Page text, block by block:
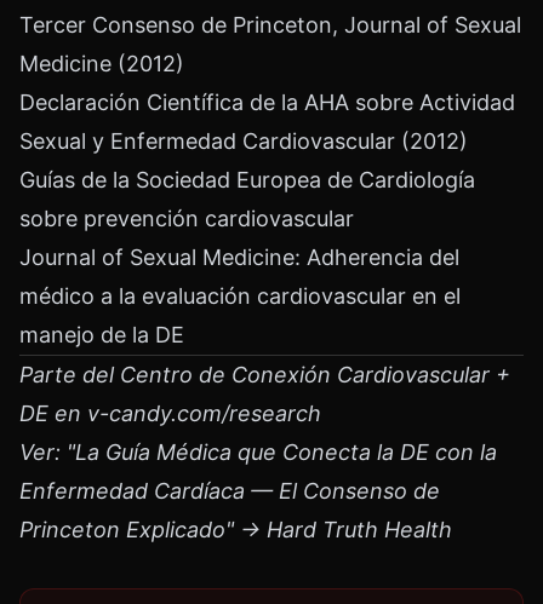
Tercer Consenso de Princeton, Journal of Sexual
Medicine (2012)
Declaración Científica de la AHA sobre Actividad
Sexual y Enfermedad Cardiovascular (2012)
Guías de la Sociedad Europea de Cardiología
sobre prevención cardiovascular
Journal of Sexual Medicine: Adherencia del
médico a la evaluación cardiovascular en el
manejo de la DE
Parte del Centro de Conexión Cardiovascular +
DE en v-candy.com/research
Ver: "La Guía Médica que Conecta la DE con la
Enfermedad Cardíaca — El Consenso de
Princeton Explicado" → Hard Truth Health